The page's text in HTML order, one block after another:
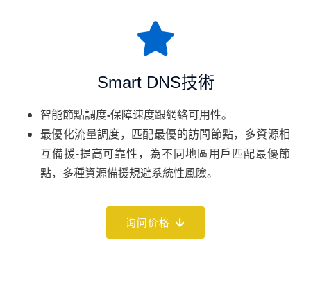
Smart DNS技術
智能節點調度-保障速度跟網絡可用性。
最優化流量調度，匹配最優的訪問節點，多資源相
互備援-提高可靠性，為不同地區用戶匹配最優節
點，多種資源備援規避系統性風險。
询问价格